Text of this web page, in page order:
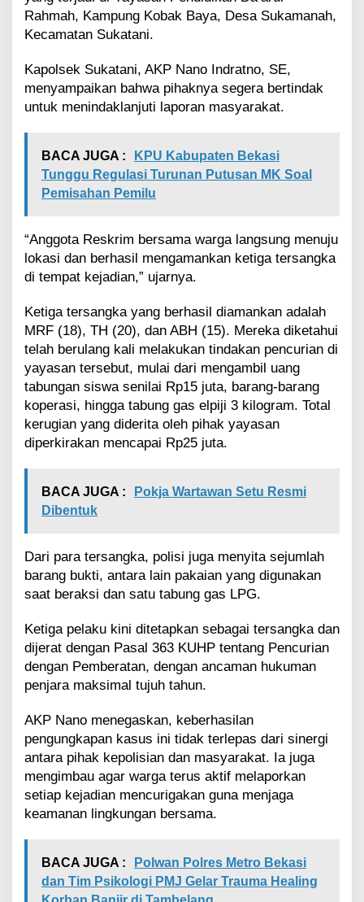
e
n
g
n
P
e
m
r
a
t
,
P
e
a
k
i
a
m
a
k
Rahmah, Kampung Kobak Baya, Desa Sukamanah,
Kecamatan Sukatani.
Kapolsek Sukatani, AKP Nano Indratno, SE,
menyampaikan bahwa pihaknya segera bertindak
untuk menindaklanjuti laporan masyarakat.
BACA JUGA :
KPU Kabupaten Bekasi
Tunggu Regulasi Turunan Putusan MK Soal
Pemisahan Pemilu
“Anggota Reskrim bersama warga langsung menuju
lokasi dan berhasil mengamankan ketiga tersangka
di tempat kejadian,” ujarnya.
Ketiga tersangka yang berhasil diamankan adalah
MRF (18), TH (20), dan ABH (15). Mereka diketahui
telah berulang kali melakukan tindakan pencurian di
yayasan tersebut, mulai dari mengambil uang
tabungan siswa senilai Rp15 juta, barang-barang
koperasi, hingga tabung gas elpiji 3 kilogram. Total
kerugian yang diderita oleh pihak yayasan
diperkirakan mencapai Rp25 juta.
BACA JUGA :
Pokja Wartawan Setu Resmi
Dibentuk
Dari para tersangka, polisi juga menyita sejumlah
barang bukti, antara lain pakaian yang digunakan
saat beraksi dan satu tabung gas LPG.
Ketiga pelaku kini ditetapkan sebagai tersangka dan
dijerat dengan Pasal 363 KUHP tentang Pencurian
dengan Pemberatan, dengan ancaman hukuman
penjara maksimal tujuh tahun.
AKP Nano menegaskan, keberhasilan
pengungkapan kasus ini tidak terlepas dari sinergi
antara pihak kepolisian dan masyarakat. Ia juga
mengimbau agar warga terus aktif melaporkan
setiap kejadian mencurigakan guna menjaga
keamanan lingkungan bersama.
BACA JUGA :
Polwan Polres Metro Bekasi
dan Tim Psikologi PMJ Gelar Trauma Healing